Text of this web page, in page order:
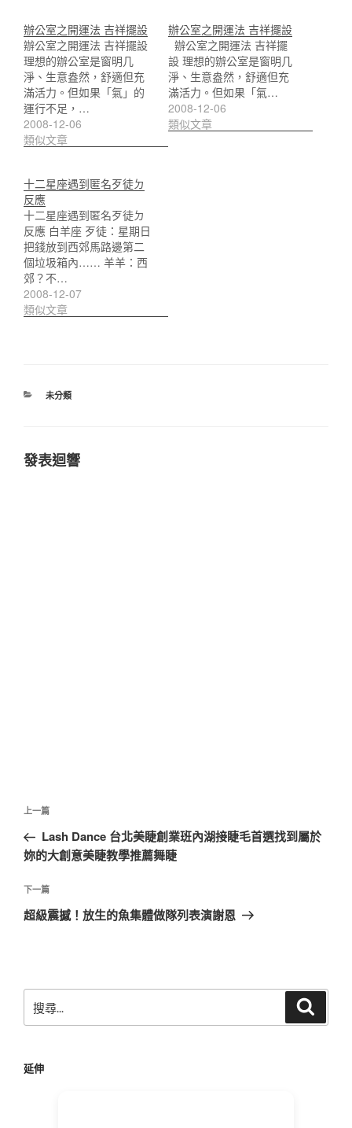
辦公室之開運法 吉祥擺設
辦公室之開運法 吉祥擺設
理想的辦公室是窗明几
淨、生意盎然，舒適但充
滿活力。但如果「氣」的
運行不足，…
2008-12-06
類似文章
辦公室之開運法 吉祥擺設
辦公室之開運法 吉祥擺
設 理想的辦公室是窗明几
淨、生意盎然，舒適但充
滿活力。但如果「氣…
2008-12-06
類似文章
十二星座遇到匿名歹徒ㄉ
反應
十二星座遇到匿名歹徒ㄉ
反應 白羊座 歹徒：星期日
把錢放到西郊馬路邊第二
個垃圾箱內…… 羊羊：西
郊？不…
2008-12-07
類似文章
分
未分類
發表迴響
文
導
覽
上
一
篇
章
上一篇
Lash Dance 台北美睫創業班內湖接睫毛首選找到屬於
妳的大創意美睫教學推薦舞睫
下
一
下一篇
超級震撼！放生的魚集體做隊列表演謝恩
尋
字:
延伸